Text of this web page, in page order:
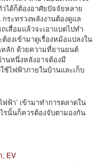
ได้ก็ต้องอาศัยปัจจัยหลาย
ระทรวงพลังงานต้องดูแล
เสื่อมแล้วจะเอาแบตไปทำ
องเข้ามาดูเรื่องหม้อแปลงใน
หลัก ด้วยความที่ยานยนต์
นหนึ่งหลังอาจต้องมี
ช้ไฟฟ้าภายในบ้านและเก็บ
ฟ้า’ เข้ามาทำการตลาดใน
รนั้นก็ควรต้องจับตามองกัน
, EV